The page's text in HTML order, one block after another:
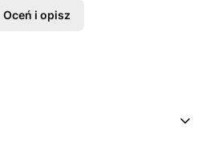
Oceń i opisz